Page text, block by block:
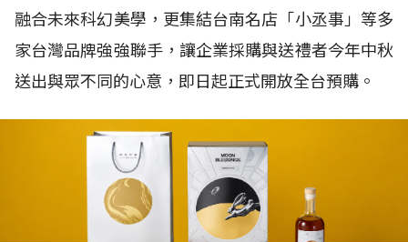
融合未來科幻美學，更集結台南名店「小丞事」等多
家台灣品牌強強聯手，讓企業採購與送禮者今年中秋
送出與眾不同的心意，即日起正式開放全台預購。